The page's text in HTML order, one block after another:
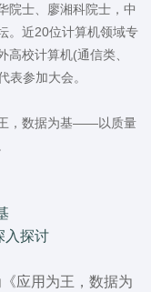
院士、廖湘科院士，中
。近20位计算机领域专
校计算机(通信类、
表参加大会。
，数据为基——以质量
入探讨
《应用为王，数据为